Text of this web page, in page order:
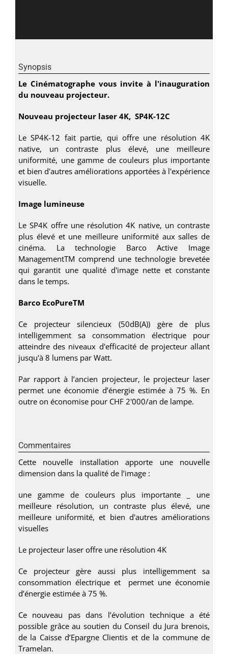
Synopsis
Le Cinématographe vous invite à l'inauguration
du nouveau projecteur.
Nouveau projecteur laser 4K, SP4K-12C
Le SP4K-12 fait partie, qui offre une résolution 4K
native, un contraste plus élevé, une meilleure
uniformité, une gamme de couleurs plus importante
et bien d'autres améliorations apportées à l'expérience
visuelle.
Image lumineuse
Le SP4K offre une résolution 4K native, un contraste
plus élevé et une meilleure uniformité aux salles de
cinéma. La technologie Barco Active Image
ManagementTM comprend une technologie brevetée
qui garantit une qualité d'image nette et constante
dans le temps.
Barco EcoPureTM
Ce projecteur silencieux (50dB(A)) gère de plus
intelligemment sa consommation électrique pour
atteindre des niveaux d'efficacité de projecteur allant
jusqu'à 8 lumens par Watt.
Par rapport à l’ancien projecteur, le projecteur laser
permet une économie d’énergie estimée à 75 %. En
outre on économise pour CHF 2'000/an de lampe.
Commentaires
Cette nouvelle installation apporte une nouvelle
dimension dans la qualité de l’image :
une gamme de couleurs plus importante _ une
meilleure résolution, un contraste plus élevé, une
meilleure uniformité, et bien d'autres améliorations
visuelles
Le projecteur laser offre une résolution 4K
Ce projecteur gère aussi plus intelligemment sa
consommation électrique et permet une économie
d’énergie estimée à 75 %.
Ce nouveau pas dans l’évolution technique a été
possible grâce au soutien du Conseil du Jura brenois,
de la Caisse d’Epargne Clientis et de la commune de
Tramelan.